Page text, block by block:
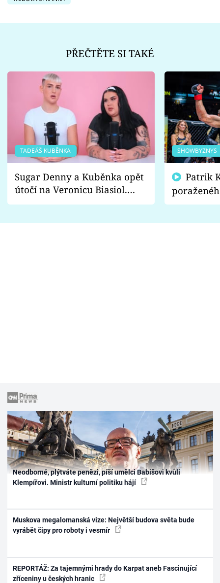
PŘEČTĚTE SI TAKÉ
TADEÁŠ KUBĚNKA
Sugar Denny a Kuběnka opět
útočí na Veronicu Biasiol.
Proč je podle nich falešná a
SHOWBYZNYS
fanoušci
Neodborné, plýtváte penězi, píší umělci Babišovi kvůli
Klempířovi. Ministr kulturní politiku hájí
Muskova megalomanská vize: Největší budova světa bude
vyrábět čipy pro roboty i vesmír
REPORTÁŽ: Za tajemnými hrady do Karpat aneb Fascinující
zříceniny u českých hranic